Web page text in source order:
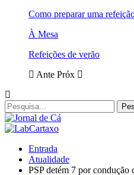
Como preparar uma
À Mesa
Refeições de verão
Ante Próx
Entrada
Atualidade
PSP detém 7 por condução